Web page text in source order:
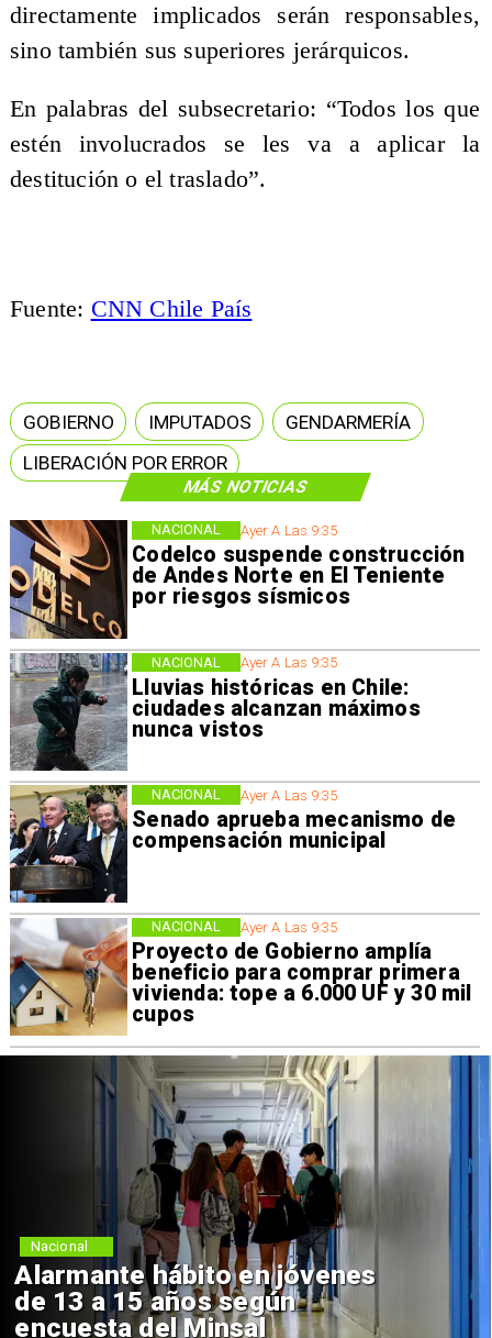
MÁS NOTICIAS
Ayer A Las 9:35
Codelco suspende construcción
de Andes Norte en El Teniente
por riesgos sísmicos
NACIONAL
Ayer A Las 9:35
Lluvias históricas en Chile:
ciudades alcanzan máximos
nunca vistos
NACIONAL
Ayer A Las 9:35
Senado aprueba mecanismo de
compensación municipal
NACIONAL
Ayer A Las 9:35
Proyecto de Gobierno amplía
beneficio para comprar primera
vivienda: tope a 6.000 UF y 30 mil
cupos
NACIONAL
directamente implicados serán responsables,
sino también sus superiores jerárquicos.
En palabras del subsecretario: “Todos los que
estén involucrados se les va a aplicar la
destitución o el traslado”.
Fuente: CNN Chile País
GOBIERNO IMPUTADOS
GENDARMERÍA
LIBERACIÓN POR ERROR
Alarmante hábito en jóvenes
de 13 a 15 años según
encuesta del Minsal
Nacional